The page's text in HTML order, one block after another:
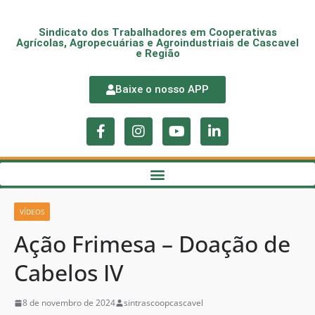
Sindicato dos Trabalhadores em Cooperativas
Agrícolas, Agropecuárias e Agroindustriais de Cascavel
e Região
Baixe o nosso APP
VÍDEOS
Ação Frimesa – Doação de
Cabelos IV
8 de novembro de 2024 sintrascoopcascavel